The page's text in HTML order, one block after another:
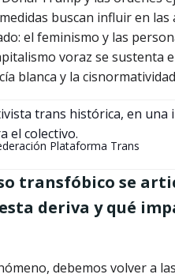
buscan influir en
el feminismo y las
voraz se sustenta
blanca y la
Plataforma Trans
transfóbico se
deriva y qué
debemos volver a